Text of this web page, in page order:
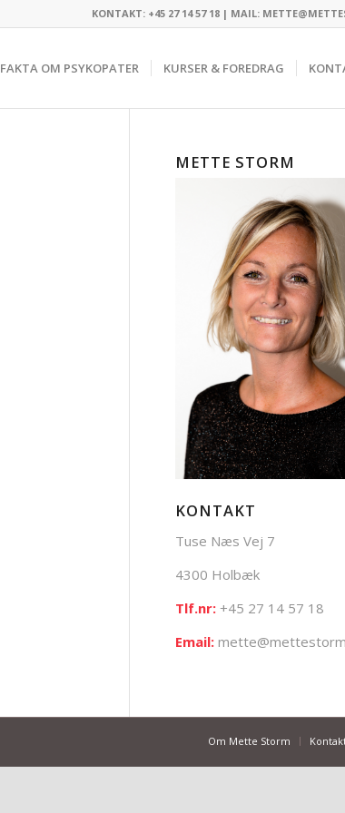
KONTAKT: +45 27 14 57 18 | MAIL:
FAKTA OM PSYKOPATER KURSER & FOREDRAG
METTE STORM
KONTAKT
Tuse Næs Vej 7
4300 Holbæk
Tlf.nr:+45 27 14 57 18
Email:
Om Mette Storm